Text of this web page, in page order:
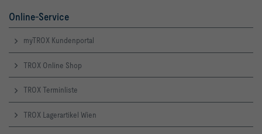
Online-Service
myTROX Kundenportal
TROX Online Shop
TROX Terminliste
TROX Lagerartikel Wien